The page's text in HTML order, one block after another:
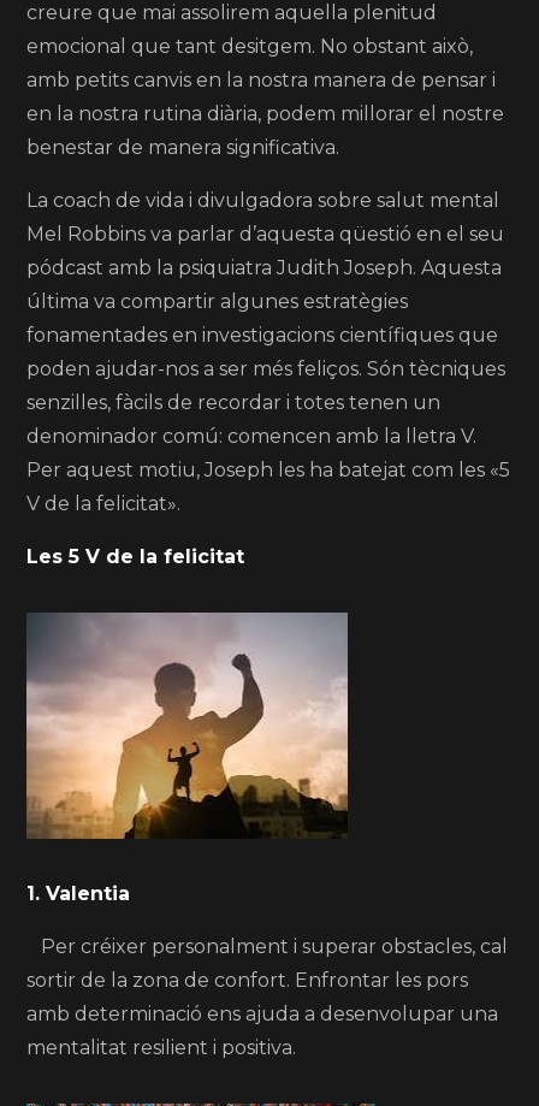
creure que mai assolirem aquella plenitud
emocional que tant desitgem. No obstant això,
amb petits canvis en la nostra manera de pensar i
en la nostra rutina diària, podem millorar el nostre
benestar de manera significativa.
La coach de vida i divulgadora sobre salut mental
Mel Robbins va parlar d’aquesta qüestió en el seu
pódcast amb la psiquiatra Judith Joseph. Aquesta
última va compartir algunes estratègies
fonamentades en investigacions científiques que
poden ajudar-nos a ser més feliços. Són tècniques
senzilles, fàcils de recordar i totes tenen un
denominador comú: comencen amb la lletra V.
Per aquest motiu, Joseph les ha batejat com les «5
V de la felicitat».
Les 5 V de la felicitat
1. Valentia
Per créixer personalment i superar obstacles, cal
sortir de la zona de confort. Enfrontar les pors
amb determinació ens ajuda a desenvolupar una
mentalitat resilient i positiva.